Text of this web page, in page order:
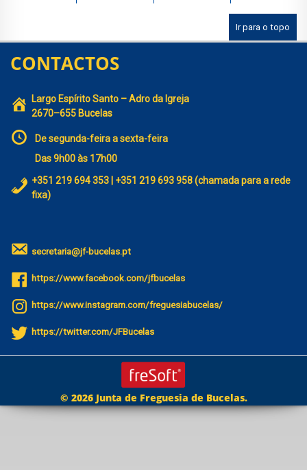
Ir para o topo
CONTACTOS
Largo Espírito Santo – Adro da Igreja
2670–655 Bucelas
De segunda-feira a sexta-feira
Das 9h00 às 17h00
+351 219 694 353 | +351 219 693 958 (chamada para a rede
fixa)
secretaria@jf-bucelas.pt
https://www.facebook.com/jfbucelas
https://www.instagram.com/freguesiabucelas/
https://twitter.com/JFBucelas
© 2026 Junta de Freguesia de Bucelas.